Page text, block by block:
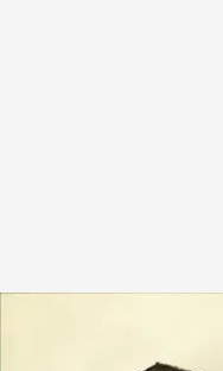
05 DIC 2011 - 02:40h.